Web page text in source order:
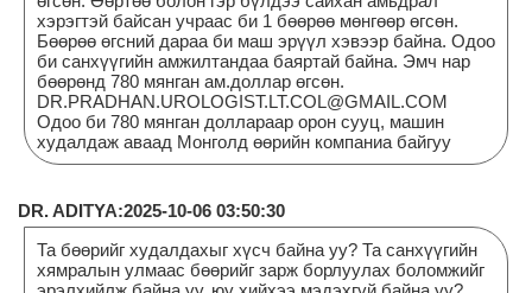
хэрэгтэй байсан учраас би 1 бөөрөө мөнгөөр өгсөн.
Бөөрөө өгсний дараа би маш эрүүл хэвээр байна. Одоо
би санхүүгийн амжилтандаа баяртай байна. Эмч нар
бөөрөнд 780 мянган ам.доллар өгсөн.
DR.PRADHAN.UROLOGIST.LT.COL@GMAIL.COM
Одоо би 780 мянган доллараар орон сууц, машин
худалдаж аваад Монголд өөрийн компаниа байгуу
DR. ADITYA:2025-10-06 03:50:30
Та бөөрийг худалдахыг хүсч байна уу? Та санхүүгийн
хямралын улмаас бөөрийг зарж борлуулах боломжийг